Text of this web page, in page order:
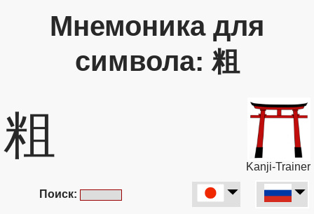
Мнемоника для
символа: 粗
粗
Kanji-Trainer
Поиск: